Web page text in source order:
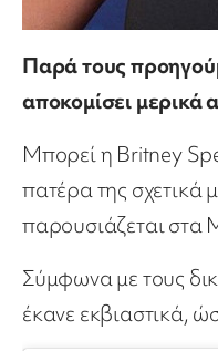
Παρά τους
αποκομίσει μερικά
Μπορεί η Britney
πατέρα της σχετικά
παρουσιάζεται στα
Σύμφωνα με τους
έκανε εκβιαστικά,